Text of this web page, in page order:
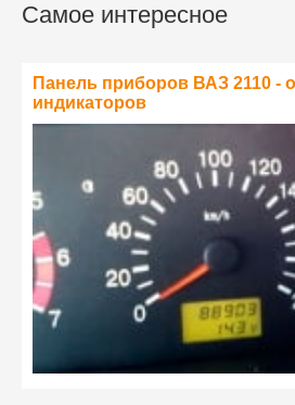
Самое интересное
Панель приборов ВАЗ 2110 -
индикаторов